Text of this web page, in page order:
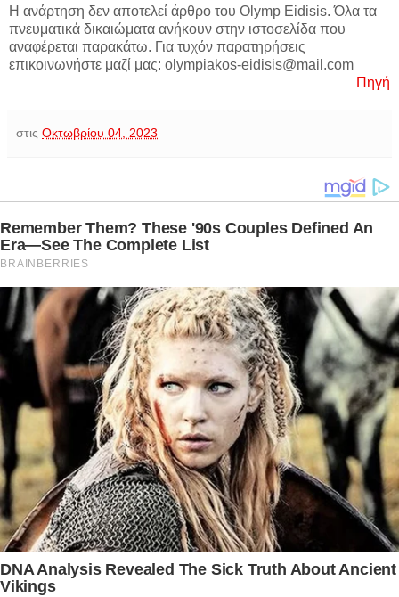
Η ανάρτηση δεν αποτελεί άρθρο του Olymp Eidisis. Όλα τα
πνευματικά δικαιώματα ανήκουν στην ιστοσελίδα που
αναφέρεται παρακάτω. Για τυχόν παρατηρήσεις
επικοινωνήστε μαζί μας: olympiakos-eidisis@mail.com
Πηγή
στις Οκτωβρίου 04, 2023